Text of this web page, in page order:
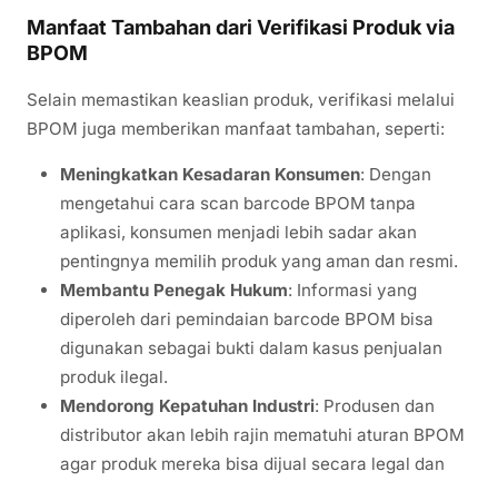
Manfaat Tambahan dari Verifikasi Produk via
BPOM
Selain memastikan keaslian produk, verifikasi melalui
BPOM juga memberikan manfaat tambahan, seperti:
Meningkatkan Kesadaran Konsumen: Dengan
mengetahui cara scan barcode BPOM tanpa
aplikasi, konsumen menjadi lebih sadar akan
pentingnya memilih produk yang aman dan resmi.
Membantu Penegak Hukum: Informasi yang
diperoleh dari pemindaian barcode BPOM bisa
digunakan sebagai bukti dalam kasus penjualan
produk ilegal.
Mendorong Kepatuhan Industri: Produsen dan
distributor akan lebih rajin mematuhi aturan BPOM
agar produk mereka bisa dijual secara legal dan